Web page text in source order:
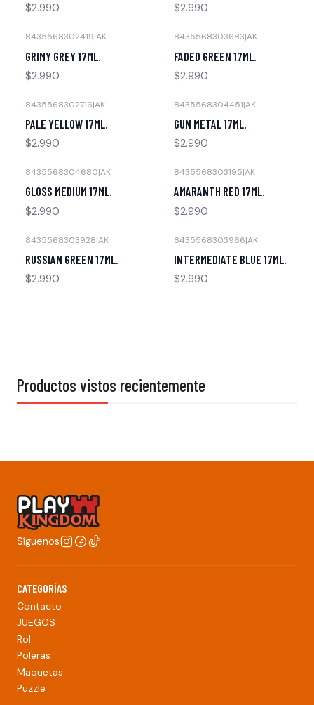
$2.990
$2.990
8435568302419|AK
GRIMY GREY 17ML.
$2.990
8435568303683|AK
FADED GREEN 17ML.
$2.990
8435568302716|AK
PALE YELLOW 17ML.
$2.990
8435568304451|AK
GUN METAL 17ML.
$2.990
8435568304680|AK
GLOSS MEDIUM 17ML.
$2.990
8435568303195|AK
AMARANTH RED 17ML.
$2.990
8435568303928|AK
RUSSIAN GREEN 17ML.
$2.990
8435568303966|AK
INTERMEDIATE BLUE 17ML.
$2.990
Productos vistos recientemente
Síguenos
CATEGORÍAS
Contacto
JUEGOS
Rol
Poleras
Maquetas
Puzzle